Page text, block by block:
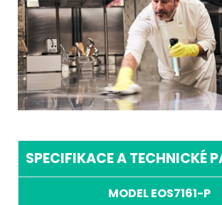
SPECIFIKACE A TECHNICKÉ
MODEL EOS7161-P